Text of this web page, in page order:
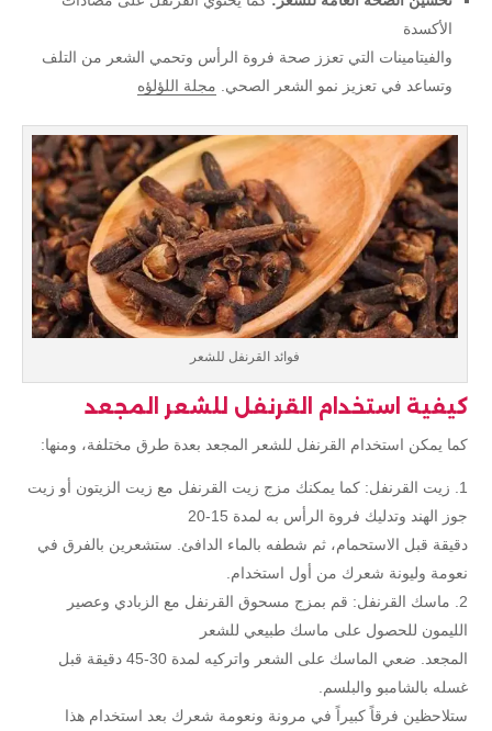
الأكسدة
والفيتامينات التي تعزز صحة فروة الرأس وتحمي الشعر من التلف
وتساعد في تعزيز نمو الشعر الصحي. مجلة اللؤلؤه
فوائد القرنفل للشعر
كيفية استخدام القرنفل للشعر المجعد
كما يمكن استخدام القرنفل للشعر المجعد بعدة طرق مختلفة، ومنها:
زيت القرنفل: كما يمكنك مزج زيت القرنفل مع زيت الزيتون أو زيت
جوز الهند وتدليك فروة الرأس به لمدة 15-20
دقيقة قبل الاستحمام، ثم شطفه بالماء الدافئ. ستشعرين بالفرق في
نعومة وليونة شعرك من أول استخدام.
ماسك القرنفل: قم بمزج مسحوق القرنفل مع الزبادي وعصير
الليمون للحصول على ماسك طبيعي للشعر
المجعد. ضعي الماسك على الشعر واتركيه لمدة 30-45 دقيقة قبل
غسله بالشامبو والبلسم.
ستلاحظين فرقاً كبيراً في مرونة ونعومة شعرك بعد استخدام هذا